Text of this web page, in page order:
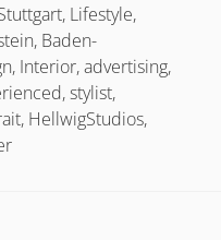
Lifestyle,
Baden-
Interior, advertising,
stylist,
HellwigStudios,